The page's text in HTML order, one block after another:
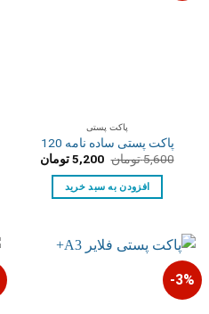
پاکت پستی
پاکت پستی ساده نامه 120
5,600تومان قیمت
اصلی:
5,600 تومان
بود.
5,200 تومانقیمت
افزودن به سبد خرید
3%-